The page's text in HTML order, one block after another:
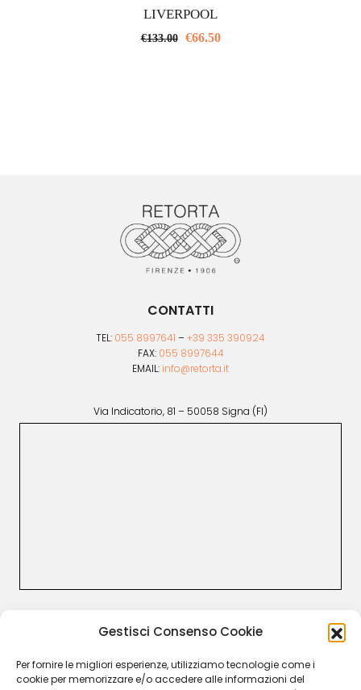
Gestisci Consenso Cookie
Per fornire le migliori esperienze, utilizziamo tecnologie come i
cookie per memorizzare e/o accedere alle informazioni del
LIVERPOOL
€133.00 €66.50
CONTATTI
TEL: 055 8997641 – +39 335 390924
FAX: 055 8997644
EMAIL: info@retorta.it
Via Indicatorio, 81 – 50058 Signa (FI)
CUSTOMER CARE
Resi e rimborsi
Recesso